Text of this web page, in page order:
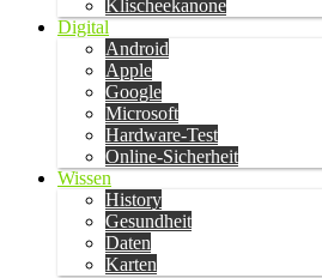
Klischeekanone
Digital
Android
Apple
Google
Microsoft
Hardware-Test
Online-Sicherheit
Wissen
History
Gesundheit
Daten
Karten